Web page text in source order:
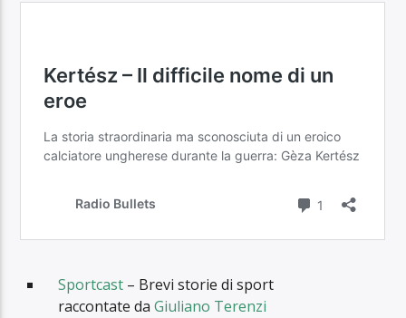
Sportcast – Brevi storie di sport
raccontate daGiuliano Terenzi